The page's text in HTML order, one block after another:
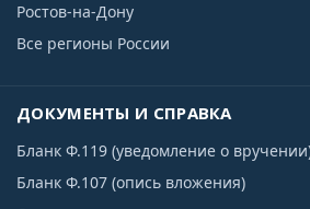
Ростов-на-Дону
Все регионы России
ДОКУМЕНТЫ И СПРАВКА
Бланк Ф.119 (уведомление о
Бланк Ф.107 (опись вложения)